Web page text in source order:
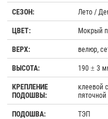
СЕЗОН:
Лето /
ЦВЕТ:
Мокрый
ВЕРХ:
велюр,
ВЫСОТА:
190 ± 3
КРЕПЛЕНИЕ
ПОДОШВЫ:
клеевой
пяточной
ПОДОШВА:
ТЭП